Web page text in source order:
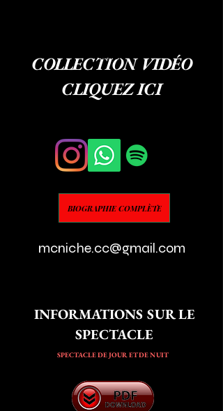
COLLECTION VIDÉO
CLIQUEZ ICI
Button
BIOGRAPHIE COMPLÈTE
mcniche.cc@gmail.com
INFORMATIONS SUR LE
SPECTACLE
SPECTACLE DE JOUR ET DE NUIT